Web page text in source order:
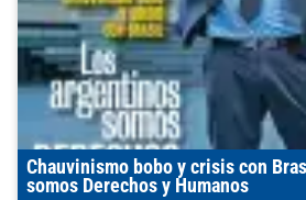
Chauvinismo bobo y crisis con
somos Derechos y Humanos